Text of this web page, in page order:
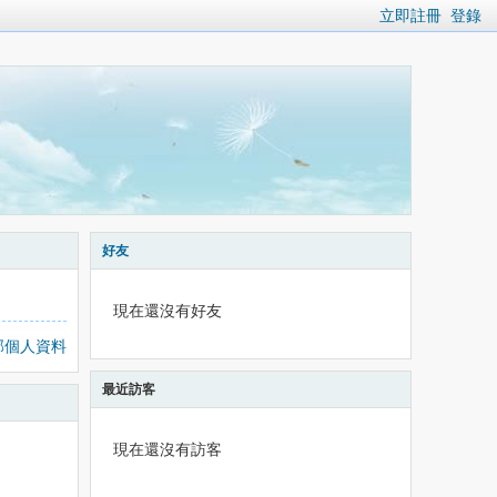
立即註冊 登錄
個人資料
好友
現在還沒有好友
最近訪客
現在還沒有訪客